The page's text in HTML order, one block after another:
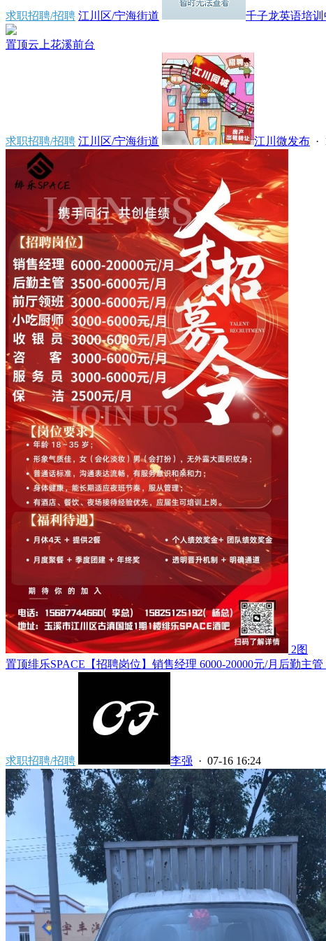
求职招聘/招聘 江川区/宁海街道 千子龙英语培训
置顶云上花溪前台
求职招聘/招聘 江川区/宁海街道 江川微发布 ·
2图
置顶绯乐SPACE【招聘岗位】销售经理 6000-20000元/月后勤主管
求职招聘/招聘 李强 · 07-16 16:24